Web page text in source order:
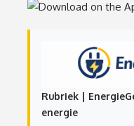
Rubriek |
energie